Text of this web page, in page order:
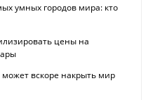
умных городов мира: кто
цены на
вскоре накрыть мир